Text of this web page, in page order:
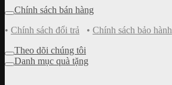
Chính sách bán hàng
• Chính sách đổi trả • Chính sách bảo hành
Theo dõi chúng tôi
Danh mục quà tặng